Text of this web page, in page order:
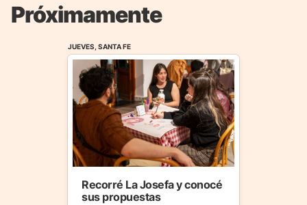
Próximamente
JUEVES, SANTA FE
Recorré La Josefa y conocé
sus propuestas